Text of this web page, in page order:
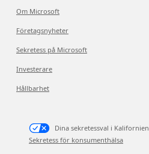
Om Microsoft
Företagsnyheter
Sekretess på Microsoft
Investerare
Hållbarhet
Dina sekretessval i Kalifornien
Sekretess för konsumenthälsa